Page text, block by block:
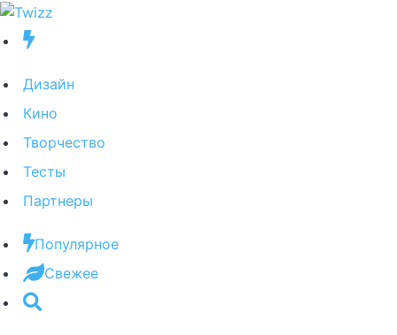
Дизайн
Кино
Творчество
Тесты
Партнеры
Популярное
Свежее